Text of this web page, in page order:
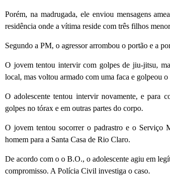
Porém, na madrugada, ele enviou mensagens
residência onde a vítima reside com três filhos
Segundo a PM, o agressor arrombou o portão e a
O jovem tentou intervir com golpes de jiu-jitsu,
local, mas voltou armado com uma faca e golpeou
O adolescente tentou intervir novamente, e para
golpes no tórax e em outras partes do corpo.
O jovem tentou socorrer o padrastro e o Serviço
homem para a Santa Casa de Rio Claro.
De acordo com o o B.O., o adolescente agiu em
compromisso. A Polícia Civil investiga o caso.